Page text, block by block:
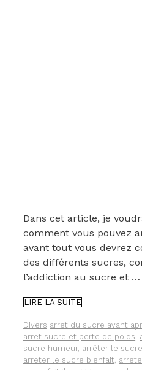
Dans cet article, je
comment vous pouvez
avant tout vous devrez
des différents sucres,
l’addiction au sucre et …
LIRE LA SUITECOMMENT
LE
SUCRE.
Catégories
Divers Étiquettes
arret du sucre avant
arret sucre et perte de poids
sucre humeur, arrêter le
arreter le sucre bienfait